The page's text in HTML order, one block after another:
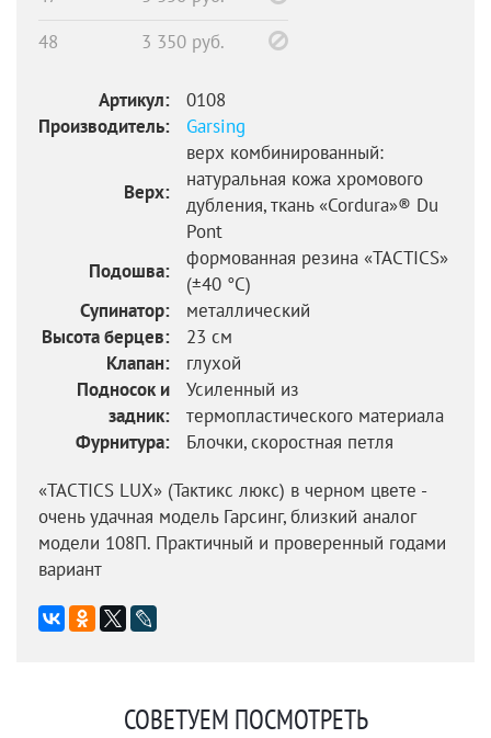
48 3 350 руб.
Артикул:
0108
Производитель:
Garsing
Верх:
верх комбинированный:
натуральная кожа хромового
дубления, ткань «Cordura»® Du
Pont
Подошва:
формованная резина «TACTICS»
(±40 °C)
Супинатор:
металлический
Высота берцев:
23 см
Клапан:
глухой
Подносок и
задник:
Усиленный из
термопластического материала
Фурнитура:
Блочки, скоростная петля
«TACTICS LUХ» (Тактикс люкс) в черном цвете -
очень удачная модель Гарсинг, близкий аналог
модели 108П. Практичный и проверенный годами
вариант
СОВЕТУЕМ ПОСМОТРЕТЬ